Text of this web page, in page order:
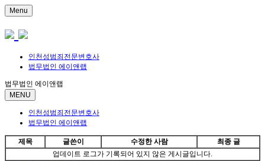
Menu
인천성범죄전문변호사
법무법인 에이앤랩
법무법인 에이앤랩
MENU
인천성범죄전문변호사
법무법인 에이앤랩
제목 글쓴이 수정한 사람
최종 글
업데이트 로그가 기록되어 있지 않은 게시글입니다.